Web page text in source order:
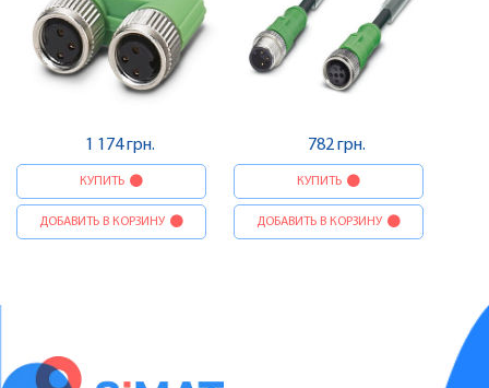
1 174 грн.
КУПИТЬ
ДОБАВИТЬ В КОРЗИНУ
782 грн.
КУПИТЬ
ДОБАВИТЬ В КОРЗИНУ